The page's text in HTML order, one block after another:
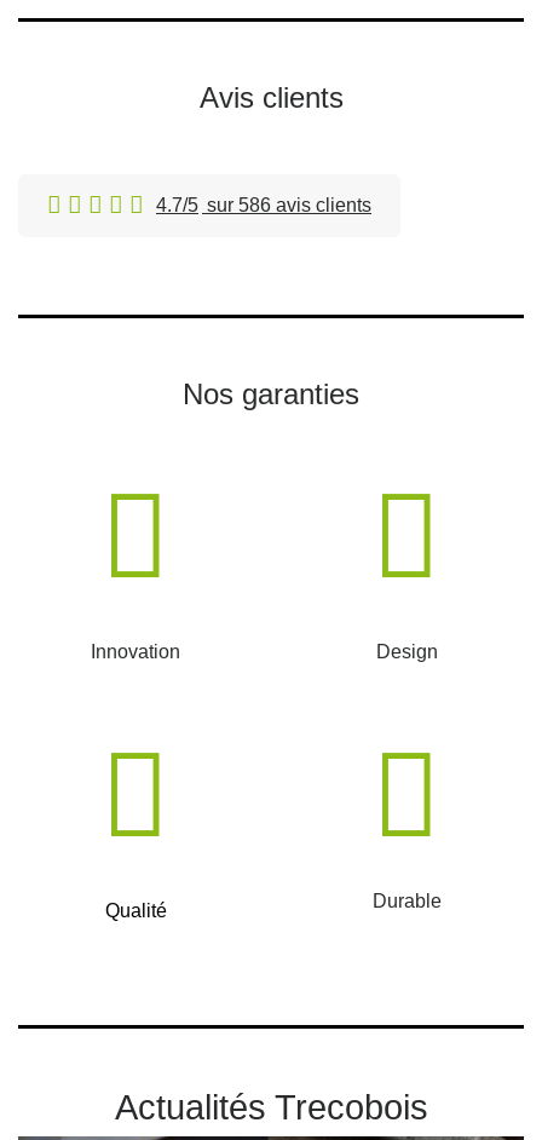
Avis clients
4.7/5 sur 586 avis clients
Nos garanties
Innovation Design
Qualité Durable
Actualités Trecobois